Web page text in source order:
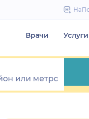
Врачи Услуги